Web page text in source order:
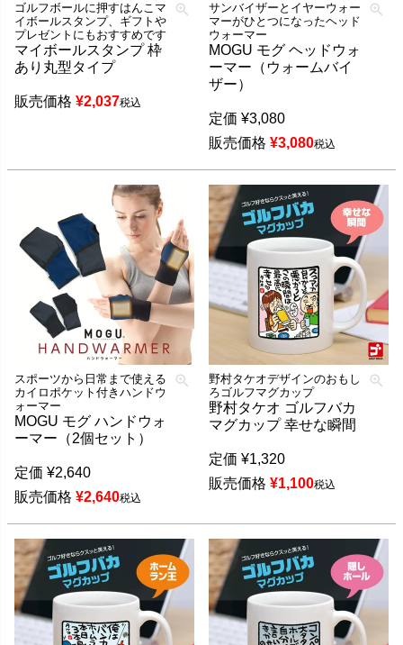
ゴルフボールに押すはんこマ
イボールスタンプ、ギフトや
プレゼントにもおすすめです
マイボールスタンプ 枠
あり丸型タイプ
販売価格 ¥2,037税込
サンバイザーとイヤーウォー
マーがひとつになったヘッド
ウォーマー
MOGU モグ ヘッドウォ
ーマー（ウォームバイ
ザー）
定価 ¥3,080
販売価格 ¥3,080税込
スポーツから日常まで使える
カイロポケット付きハンドウ
ォーマー
MOGU モグ ハンドウォ
ーマー（2個セット）
定価 ¥2,640
販売価格 ¥2,640税込
野村タケオデザインのおもし
ろゴルフマグカップ
野村タケオ ゴルフバカ
マグカップ 幸せな瞬間
定価 ¥1,320
販売価格 ¥1,100税込